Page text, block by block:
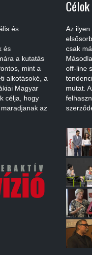
és
és
a kutatás
mint a
alkotásoké, a
Magyar
célja, hogy
az
Célok
Az
csak
off-line
mutat.